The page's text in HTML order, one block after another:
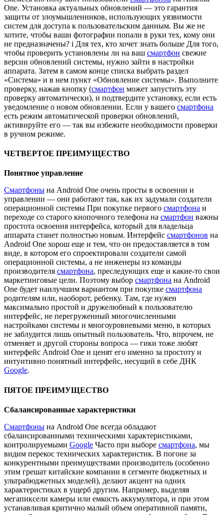
One. Установка актуальных обновлений — это гарантия
защиты от злоумышленников, использующих уязвимости
систем для доступа к пользовательским данным. Вы же не
хотите, чтобы ваши фотографии попали в руки тех, кому они
не предназначены? i Для тех, кто хочет знать больше Для того,
чтобы проверить установлены ли на ваш смартфон свежие
версии обновлений системы, нужно зайти в настройки
аппарата. Затем в самом конце списка выбрать раздел
«Система» и в нем пункт «Обновление системы». Выполните
проверку, нажав кнопку (смартфон может запустить эту
проверку автоматически), и подтвердите установку, если есть
уведомление о новом обновлении. Если у вашего смартфона
есть режим автоматической проверки обновлений,
активируйте его — так вы избежите необходимости проверки
в ручном режиме.
ЧЕТВЕРТОЕ ПРЕИМУЩЕСТВО
Понятное управление
Смартфоны на Android One очень просты в освоении и
управлении — они работают так, как их задумали создатели
операционной системы При покупке первого смартфона и
переходе со старого кнопочного телефона на смартфон важны
простота освоения интерфейса, который для владельца
аппарата станет полностью новым. Интерфейс смартфонов на
Android One хорош еще и тем, что он предоставляется в том
виде, в котором его спроектировали создатели самой
операционной системы, а не инженеры из команды
производителя смартфона, преследующих еще и какие-то свои
маркетинговые цели. Поэтому выбор смартфона на Android
One будет наилучшим вариантом при покупке смартфона
родителям или, наоборот, ребенку. Там, где нужен
максимально простой и дружелюбный к пользователю
интерфейс, не перегруженный многочисленными
настройками системы и многоуровневыми меню, в которых
не заблудится лишь опытный пользователь. Что, впрочем, не
отменяет и другой стороны вопроса — гики тоже любят
интерфейс Android One и ценят его именно за простоту и
интуитивно понятный интерфейс, несущий в себе ДНК
Google.
ПЯТОЕ ПРЕИМУЩЕСТВО
Сбалансированные характеристики
Смартфоны на Android One всегда обладают
сбалансированными техническими характеристиками,
контролируемыми Google Часто при выборе смартфона, мы
видим перекос технических характеристик. В погоне за
конкурентными преимуществами производитель (особенно
этим грешат китайские компании в сегменте бюджетных и
ультрабюджетных моделей), делают акцент на одних
характеристиках в ущерб другим. Например, выделяя
мегапиксели камеры или емкость аккумулятора, и при этом
устанавливая критично малый объем оперативной памяти,